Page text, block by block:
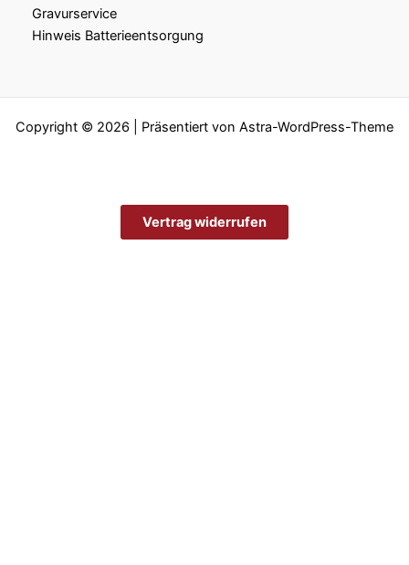
Gravurservice
Hinweis Batterieentsorgung
Copyright © 2026 | Präsentiert von Astra-WordPress-Theme
Vertrag widerrufen